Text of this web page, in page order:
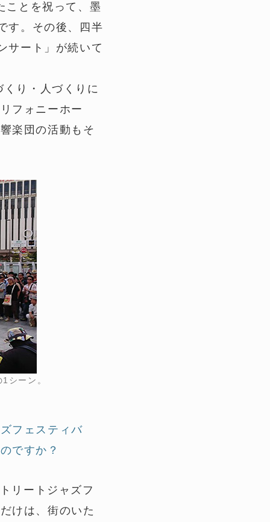
ことを祝って、墨
す。その後、四半
サート」が続いて
り・人づくりに
フォニーホー
楽団の活動もそ
シーン。
フェスティバ
ですか？
リートジャズフ
けは、街のいた